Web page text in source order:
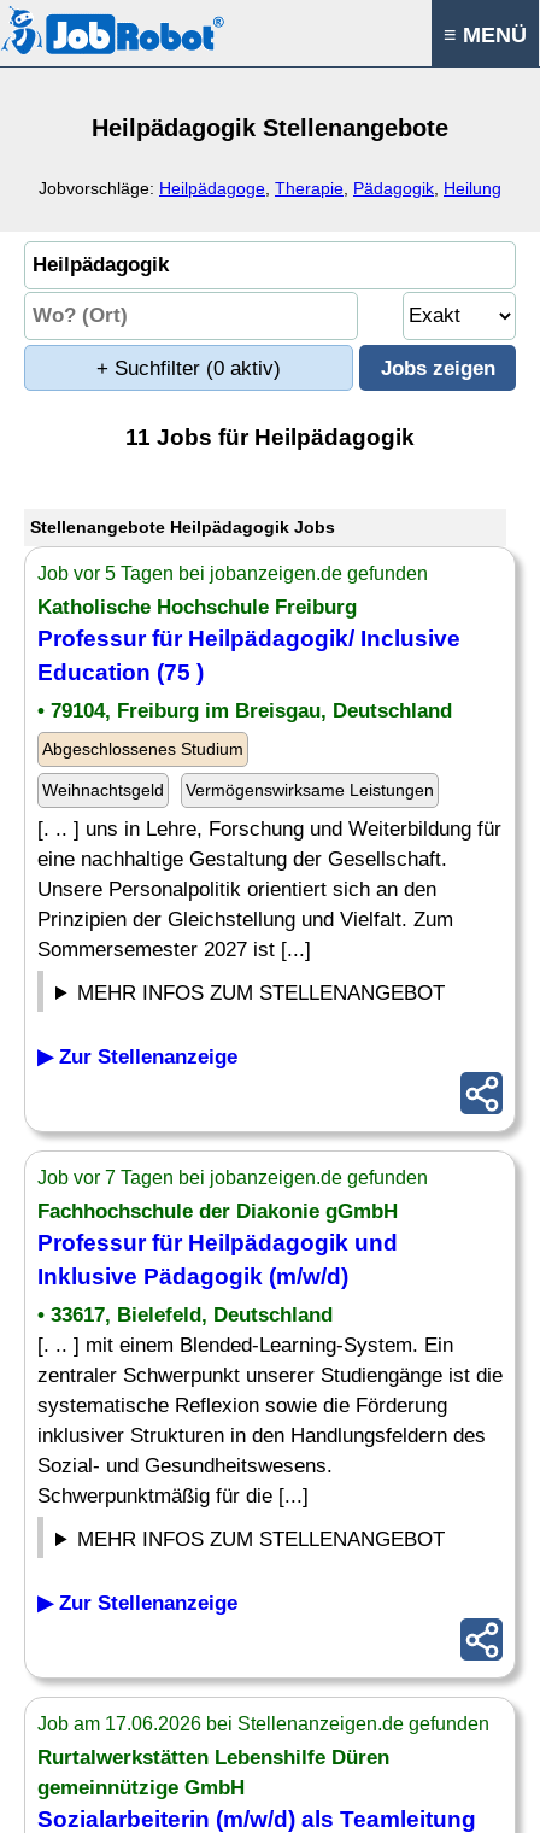
≡ MENÜ
Heilpädagogik Stellenangebote
Jobvorschläge: Heilpädagoge Therapie Pädagogik Heilung
+ Suchfilter (0 aktiv)
11 Jobs für Heilpädagogik
Stellenangebote Heilpädagogik Jobs
Job vor 5 Tagen bei jobanzeigen.de gefunden
Katholische Hochschule Freiburg
Professur für Heilpädagogik/ Inclusive
Education (75 )
• 79104, Freiburg im Breisgau, Deutschland
Abgeschlossenes Studium
Weihnachtsgeld Vermögenswirksame Leistungen
[. .. ] uns in Lehre, Forschung und Weiterbildung für
eine nachhaltige Gestaltung der Gesellschaft.
Unsere Personalpolitik orientiert sich an den
Prinzipien der Gleichstellung und Vielfalt. Zum
Sommersemester 2027 ist [...]
MEHR INFOS ZUM STELLENANGEBOT
▶ Zur Stellenanzeige
Job vor 7 Tagen bei jobanzeigen.de gefunden
Fachhochschule der Diakonie gGmbH
Professur für Heilpädagogik und
Inklusive Pädagogik (m/w/d)
• 33617, Bielefeld, Deutschland
[. .. ] mit einem Blended-Learning-System. Ein
zentraler Schwerpunkt unserer Studiengänge ist die
systematische Reflexion sowie die Förderung
inklusiver Strukturen in den Handlungsfeldern des
Sozial- und Gesundheitswesens.
Schwerpunktmäßig für die [...]
MEHR INFOS ZUM STELLENANGEBOT
▶ Zur Stellenanzeige
Job am 17.06.2026 bei Stellenanzeigen.de gefunden
Rurtalwerkstätten Lebenshilfe Düren
gemeinnützige GmbH
Sozialarbeiterin (m/w/d) als Teamleitung